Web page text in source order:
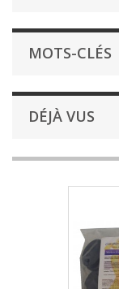
MOTS-CLÉS
DÉJÀ VUS